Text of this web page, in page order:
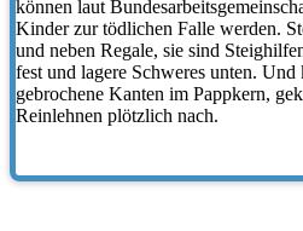
können laut
Kinder zur tödlichen Falle werden.
und neben Regale, sie sind
fest und lagere Schweres unten.
gebrochene Kanten im Pappkern,
Reinlehnen plötzlich nach.